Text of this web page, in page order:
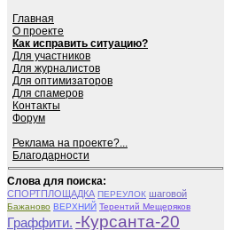
Главная
О проекте
Как исправить ситуацию?
Для участников
Для журналистов
Для оптимизаторов
Для спамеров
Контакты
Форум
Реклама на проекте?...
Благодарности
Слова для поиска:
СПОРТПЛОЩАДКА ПЕРЕУЛОК шаговой
Бажаново ВЕРХНИЙ Терентий Мещеряков
Граффити. -Курсанта-20